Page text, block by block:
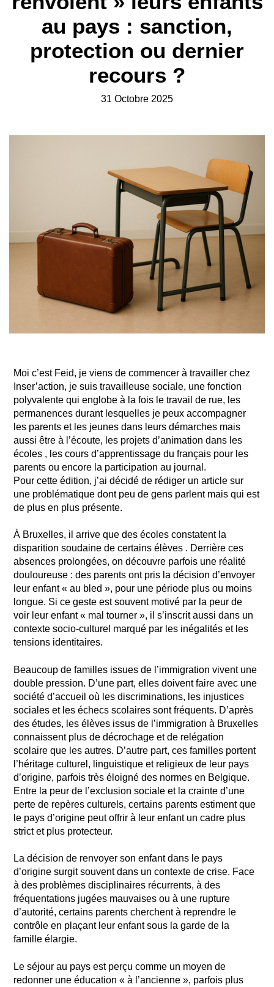
au pays : sanction,
protection ou dernier
recours ?
31 Octobre 2025
Moi c’est Feid, je viens de commencer à travailler chez
Inser’action, je suis travailleuse sociale, une fonction
polyvalente qui englobe à la fois le travail de rue, les
permanences durant lesquelles je peux accompagner
les parents et les jeunes dans leurs démarches mais
aussi être à l’écoute, les projets d’animation dans les
écoles , les cours d’apprentissage du français pour les
parents ou encore la participation au journal.
Pour cette édition, j’ai décidé de rédiger un article sur
une problématique dont peu de gens parlent mais qui est
de plus en plus présente.
À Bruxelles, il arrive que des écoles constatent la
disparition soudaine de certains élèves . Derrière ces
absences prolongées, on découvre parfois une réalité
douloureuse : des parents ont pris la décision d’envoyer
leur enfant « au bled », pour une période plus ou moins
longue. Si ce geste est souvent motivé par la peur de
voir leur enfant « mal tourner », il s’inscrit aussi dans un
contexte socio-culturel marqué par les inégalités et les
tensions identitaires.
Beaucoup de familles issues de l’immigration vivent une
double pression. D’une part, elles doivent faire avec une
société d’accueil où les discriminations, les injustices
sociales et les échecs scolaires sont fréquents. D’après
des études, les élèves issus de l’immigration à Bruxelles
connaissent plus de décrochage et de relégation
scolaire que les autres. D’autre part, ces familles portent
l’héritage culturel, linguistique et religieux de leur pays
d’origine, parfois très éloigné des normes en Belgique.
Entre la peur de l’exclusion sociale et la crainte d’une
perte de repères culturels, certains parents estiment que
le pays d’origine peut offrir à leur enfant un cadre plus
strict et plus protecteur.
La décision de renvoyer son enfant dans le pays
d’origine surgit souvent dans un contexte de crise. Face
à des problèmes disciplinaires récurrents, à des
fréquentations jugées mauvaises ou à une rupture
d’autorité, certains parents cherchent à reprendre le
contrôle en plaçant leur enfant sous la garde de la
famille élargie.
Le séjour au pays est perçu comme un moyen de
redonner une éducation « à l’ancienne », parfois plus